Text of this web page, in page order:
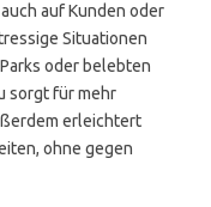
auf Kunden oder
Situationen
oder belebten
sorgt für mehr
erleichtert
ohne gegen